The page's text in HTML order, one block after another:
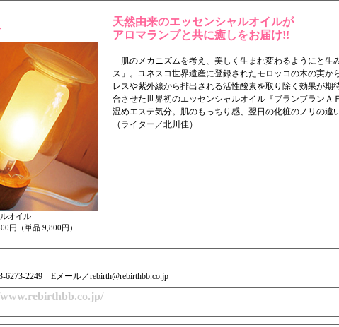
オイル
円（単品 9,800円）
天然由来のエッセンシャルオイルが
アロマランプと共に癒しをお届け!!
肌のメカニズムを考え、美しく生まれ変わるようにと生
ス」。ユネスコ世界遺産に登録されたモロッコの木の実か
レスや紫外線から排出される活性酸素を取り除く効果が期
合させた世界初のエッセンシャルオイル『ブランブランＡ
温めエステ気分。肌のもっちり感、翌日の化粧のノリの違
（ライター／北川佳）
6273-2249 Eメール／rebirth@rebirthbb.co.jp